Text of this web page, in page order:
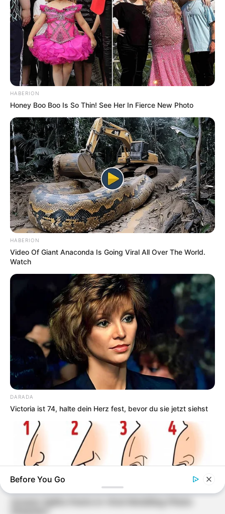
HABERION
Honey Boo Boo Is So Thin! See Her In Fierce New Photo
HABERION
Video Of Giant Anaconda Is Going Viral All Over The World.
Watch
DARADA
Victoria ist 74, halte dein Herz fest, bevor du sie jetzt siehst
Before You Go